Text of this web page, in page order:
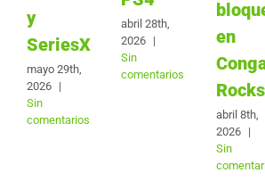
y
SeriesX
mayo 29th,
2026 |
Sin
comentarios
abril 28th,
2026 |
Sin
comentarios
en
abril 8th,
2026
|
Sin